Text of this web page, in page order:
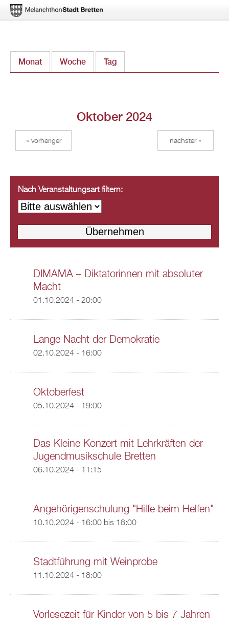
zum
Monat (aktiver Reiter)
Woche Tag
Oktober 2024
« vorheriger nächster »
Nach Veranstaltungsart filtern:
DIMAMA – Diktatorinnen mit absoluter
Macht
01.10.2024 - 20:00
Lange Nacht der Demokratie
02.10.2024 - 16:00
Oktoberfest
05.10.2024 - 19:00
Das Kleine Konzert mit Lehrkräften der
Jugendmusikschule Bretten
06.10.2024 - 11:15
Angehörigenschulung "Hilfe beim Helfen"
10.10.2024 - 16:00bis 18:00
Stadtführung mit Weinprobe
11.10.2024 - 18:00
Vorlesezeit für Kinder von 5 bis 7 Jahren